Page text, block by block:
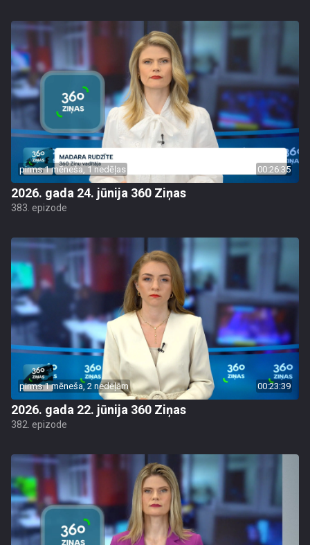
pirms 1 mēneša, 1 nedēļas 00:26:35
2026. gada 24. jūnija 360 Ziņas
383. epizode
pirms 1 mēneša, 2 nedēļām 00:23:39
2026. gada 22. jūnija 360 Ziņas
382. epizode